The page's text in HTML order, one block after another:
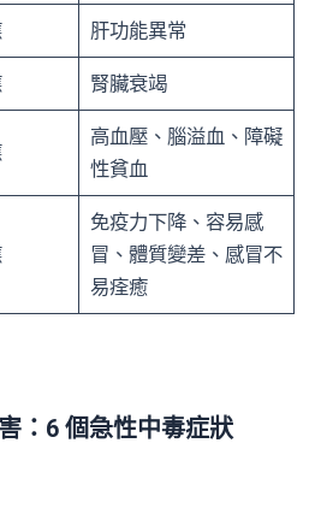
肝功能異常
腎臟衰竭
高血壓、腦溢血、障礙
性貧血
免疫力下降、容易感
冒、體質變差、感冒不
易痊癒
：6 個急性中毒症狀